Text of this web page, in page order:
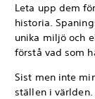
Leta upp dem
historia.
unika miljö och
förstå vad som
Sist men inte
ställen i